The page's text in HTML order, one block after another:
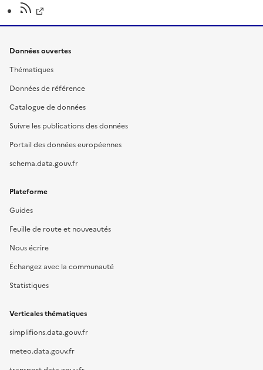
Données ouvertes
Thématiques
Données de référence
Catalogue de données
Suivre les publications des données
Portail des données européennes
schema.data.gouv.fr
Plateforme
Guides
Feuille de route et nouveautés
Nous écrire
Échangez avec la communauté
Statistiques
Verticales thématiques
simplifions.data.gouv.fr
meteo.data.gouv.fr